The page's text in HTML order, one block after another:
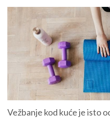
Vežbanje kod kuće je isto